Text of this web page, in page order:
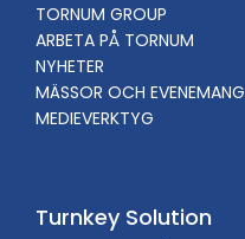
TORNUM GROUP
ARBETA PÅ TORNUM
NYHETER
MÄSSOR OCH EVENEMANG
MEDIEVERKTYG
Turnkey Solution